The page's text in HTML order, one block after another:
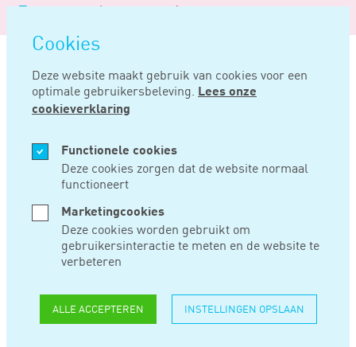
overslaan
Cookies
Deze website maakt gebruik van cookies voor een
optimale gebruikersbeleving. Lees onze
cookieverklaring
Functionele cookies
Deze cookies zorgen dat de website normaal
functioneert
Marketingcookies
Deze cookies worden gebruikt om
gebruikersinteractie te meten en de website te
verbeteren
ALLE ACCEPTEREN INSTELLINGEN OPSLAAN
Logo
Noord
Negentig
Home Nieuws
MRT 09, 2020
SCHENKING UIT BV
VAN VADER DEELS
NAMENS MOEDER
GEDAAN